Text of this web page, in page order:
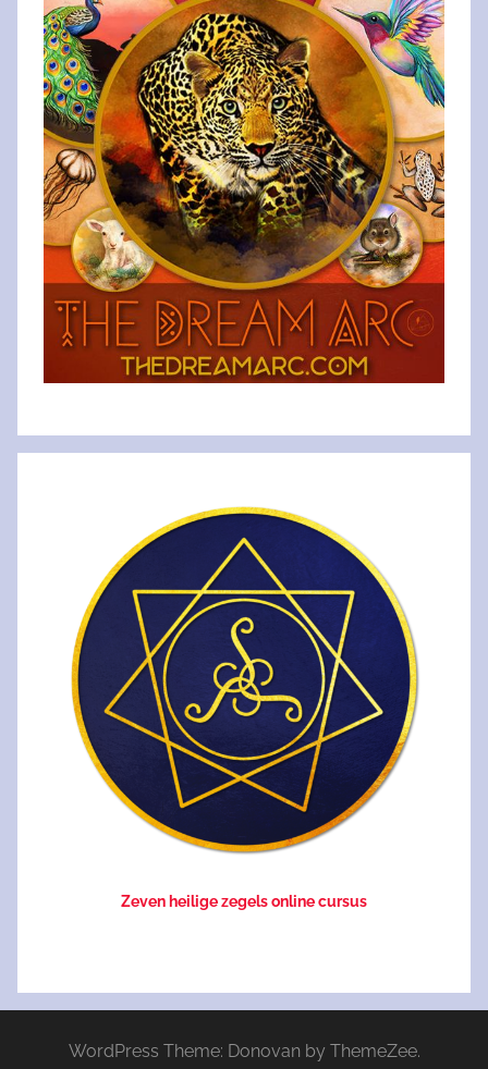
Zeven heilige zegels online cursus
WordPress Theme: Donovan by ThemeZee.